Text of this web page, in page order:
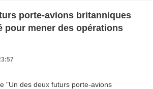
porte-avions britanniques
pour mener des opérations